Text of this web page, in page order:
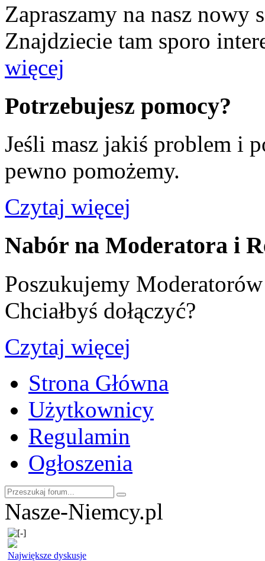
Zapraszamy na nasz nowy
Znajdziecie tam sporo
więcej
Potrzebujesz pomocy?
Jeśli masz jakiś problem i
pewno pomożemy.
Czytaj więcej
Nabór na Moderatora i
Poszukujemy
Chciałbyś dołączyć?
Czytaj więcej
Strona Główna
Użytkownicy
Regulamin
Ogłoszenia
Nasze-Niemcy.pl
Największe dyskusje